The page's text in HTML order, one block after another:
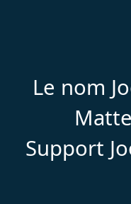
Le nom
Support